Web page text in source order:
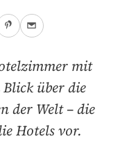
mit
über die
der Welt – die
Hotels vor.